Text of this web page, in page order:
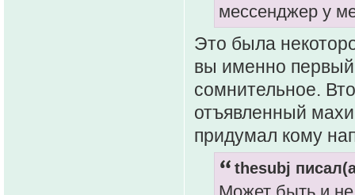
мессенджер у
Это была
вы именно
сомнительное.
отъявленный
придумал кому
thesubj